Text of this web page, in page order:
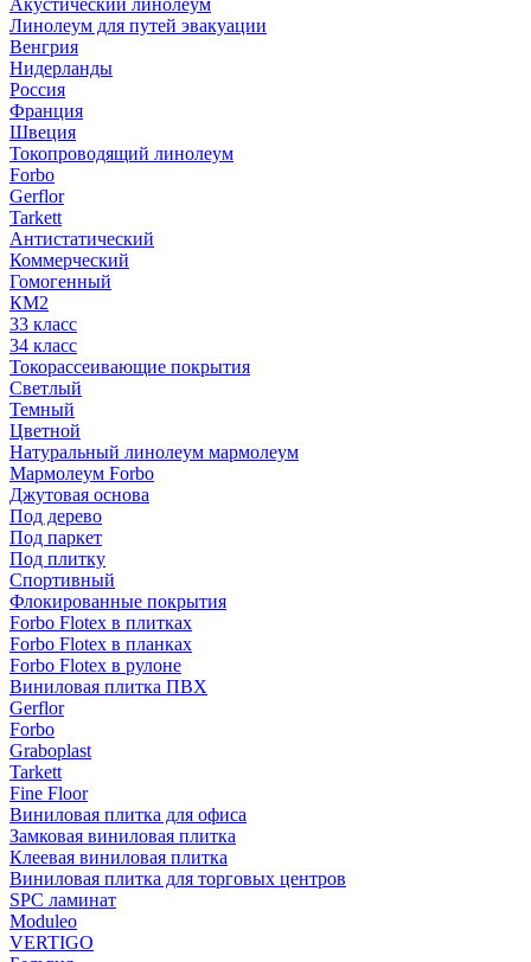
Акустический линолеум
Линолеум для путей эвакуации
Венгрия
Нидерланды
Россия
Франция
Швеция
Токопроводящий линолеум
Forbo
Gerflor
Tarkett
Антистатический
Коммерческий
Гомогенный
КМ2
33 класс
34 класс
Токорассеивающие покрытия
Светлый
Темный
Цветной
Натуральный линолеум мармолеум
Мармолеум Forbo
Джутовая основа
Под дерево
Под паркет
Под плитку
Спортивный
Флокированные покрытия
Forbo Flotex в плитках
Forbo Flotex в планках
Forbo Flotex в рулоне
Виниловая плитка ПВХ
Gerflor
Forbo
Graboplast
Tarkett
Fine Floor
Виниловая плитка для офиса
Замковая виниловая плитка
Клеевая виниловая плитка
Виниловая плитка для торговых центров
SPC ламинат
Moduleo
VERTIGO